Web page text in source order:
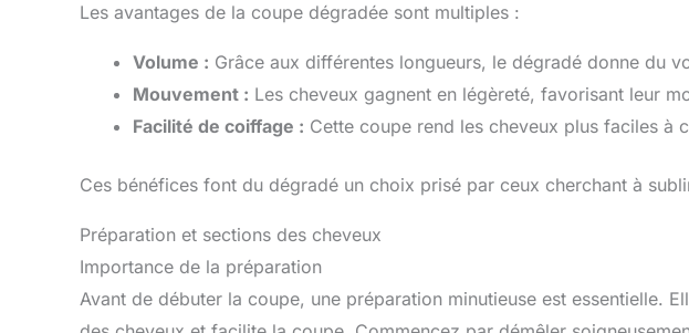
Les avantages de la coupe dégradée sont multiples :
Volume : Grâce aux différentes longueurs, le dégradé donne du
Mouvement : Les cheveux gagnent en légèreté, favorisant leur
Facilité de coiffage : Cette coupe rend les cheveux plus faciles à
Ces bénéfices font du dégradé un choix prisé par ceux cherchant à
Préparation et sections des cheveux
Importance de la préparation
Avant de débuter la coupe, une préparation minutieuse est essentielle.